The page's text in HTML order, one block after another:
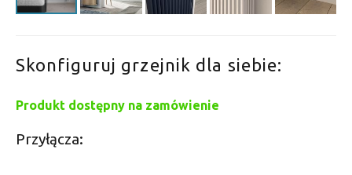
Skonfiguruj grzejnik dla siebie:
Produkt dostępny na zamówienie
Przyłącza: